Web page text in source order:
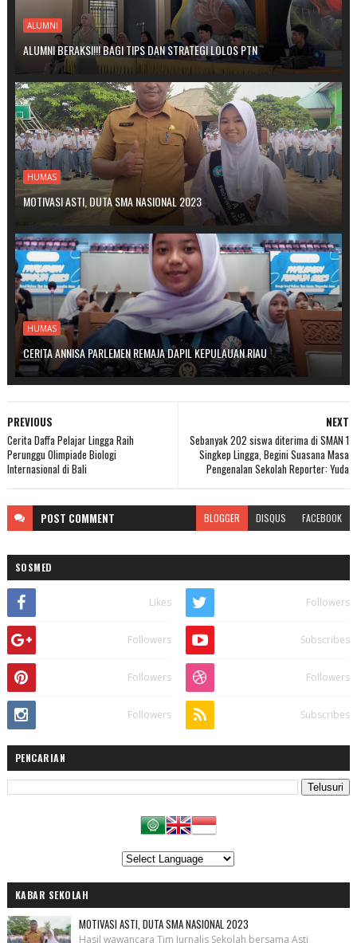
ALUMNI
ALUMNI BERAKSI!!! BAGI TIPS DAN STRATEGI LOLOS PTN
HUMAS
MOTIVASI ASTI, DUTA SMA NASIONAL 2023
HUMAS
CERITA ANNISA PARLEMEN REMAJA DAPIL KEPULAUAN RIAU
NEXT
Sebanyak 202 siswa diterima di SMAN 1
Singkep Lingga, Begini Suasana Masa
Pengenalan Sekolah Reporter: Yuda
PREVIOUS
Cerita Daffa Pelajar Lingga Raih
Perunggu Olimpiade Biologi
Internasional di Bali
POST COMMENT BLOGGER DISQUS FACEBOOK
SOSMED
Likes Followers
Followers Subscribes
Followers Followers
Followers Subscribes
PENCARIAN
KABAR SEKOLAH
MOTIVASI ASTI, DUTA SMA NASIONAL 2023
Hasil wawancara Tim Jurnalis Sekolah bersama Asti